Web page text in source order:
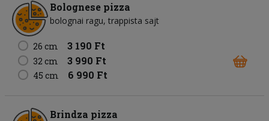
Bolognese pizza
bolognai ragu trappista sajt
26 cm 3 190 Ft
32 cm 3 990 Ft
45 cm 6 990 Ft
Brindza pizza